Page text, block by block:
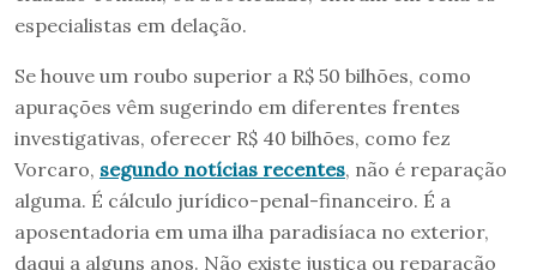
especialistas em delação.
Se houve um roubo superior a R$ 50 bilhões, como
apurações vêm sugerindo em diferentes frentes
investigativas, oferecer R$ 40 bilhões, como fez
Vorcaro, segundo notícias recentes, não é reparação
alguma. É cálculo jurídico-penal-financeiro. É a
aposentadoria em uma ilha paradisíaca no exterior,
daqui a alguns anos. Não existe justiça ou reparação